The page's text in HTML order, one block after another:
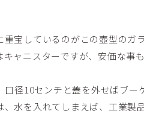
宝しているのがこの壺型のガ
ャニスターですが、安価な事
径10センチと蓋を外せばブー
水を入れてしまえば、工業製